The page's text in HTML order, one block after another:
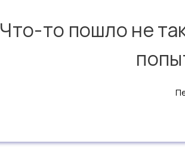
Что-то пошло не